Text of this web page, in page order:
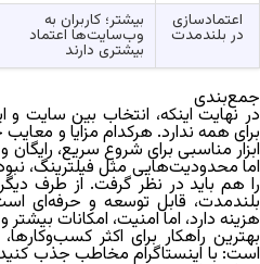
اعتمادسازی
در بلندمدت
بیشتر؛ کاربران به
وب‌سایت‌ها اعتماد
بیشتری دارند
جمع‌بندی
در نهایت اینکه، انتخاب بین سایت و
برای همه ندارد. هرکدام مزایا و
ابزار مناسبی برای شروع سریع،
اما محدودیت‌هایی مثل فیلترینگ،
را هم باید در نظر گرفت. از طرف
بلندمدت، قابل توسعه و حرفه‌ای
هزینه دارد، اما امنیت، امکانات
بهترین راهکار برای اکثر
است: با اینستاگرام مخاطب جذب